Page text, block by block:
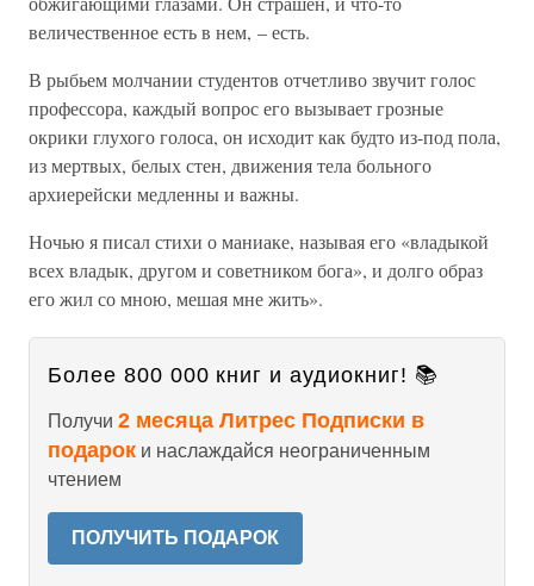
величественное есть в нем, – есть.
В рыбьем молчании студентов отчетливо звучит голос
профессора, каждый вопрос его вызывает грозные
окрики глухого голоса, он исходит как будто из-под пола,
из мертвых, белых стен, движения тела больного
архиерейски медленны и важны.
Ночью я писал стихи о маниаке, называя его «владыкой
всех владык, другом и советником бога», и долго образ
его жил со мною, мешая мне жить».
Более 800 000 книг и аудиокниг! 📚
Получи 2 месяца Литрес Подписки в
подарок и наслаждайся неограниченным
чтением
ПОЛУЧИТЬ ПОДАРОК